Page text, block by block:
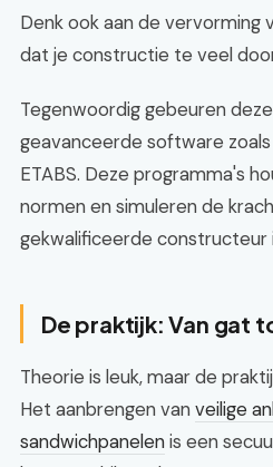
Denk ook aan de vervorming
dat je constructie te veel
Tegenwoordig gebeuren
geavanceerde software
ETABS. Deze programma's
normen en simuleren de
gekwalificeerde constructeur
De praktijk: Van gat
Theorie is leuk, maar de
Het aanbrengen vanveilige
sandwichpanelenis een